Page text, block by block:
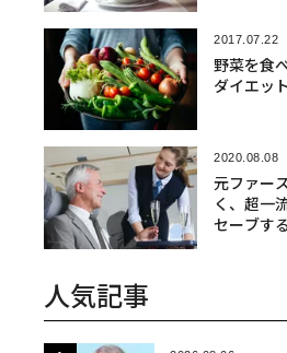
2017.07.22
野菜を食
ダイエッ
2020.08.08
元ファー
く、超一
セーブす
人気記事